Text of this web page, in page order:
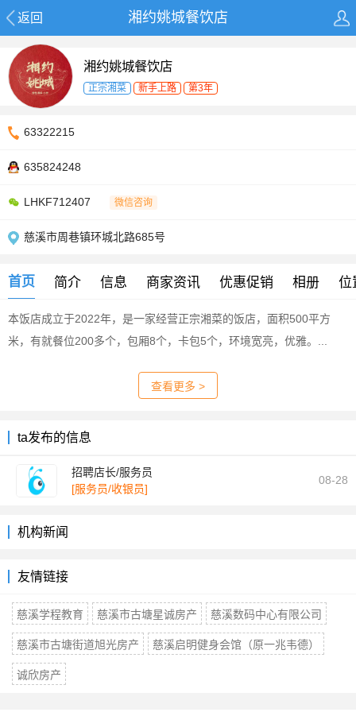
返回 湘约姚城餐饮店
湘约姚城餐饮店
正宗湘菜 新手上路 第3年
63322215
635824248
LHKF712407 微信咨询
慈溪市周巷镇环城北路685号
首页 简介 信息 商家资讯 优惠促销 相册 位
本饭店成立于2022年，是一家经营正宗湘菜的饭店，面积500平方
米，有就餐位200多个，包厢8个，卡包5个，环境宽亮，优雅。...
查看更多 >
ta发布的信息
招聘店长/服务员
[服务员/收银员]
08-28
机构新闻
友情链接
慈溪学程教育 慈溪市古塘星诚房产 慈溪数码中心有限公司
慈溪市古塘街道旭光房产 慈溪启明健身会馆（原一兆韦德）
诚欣房产